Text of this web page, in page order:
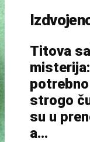
Titova
strogo
su u
a...